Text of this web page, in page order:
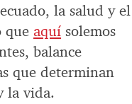
la salud y el
que aquí solemos
balance
que determinan
la vida.